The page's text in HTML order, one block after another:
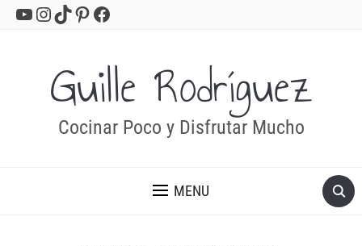
YouTube
Instagram
TikTok
Pinterest
Facebook
Guille Rodríguez
Cocinar Poco y Disfrutar Mucho
MENU